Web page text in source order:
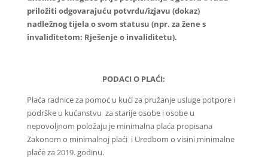
priložiti odgovarajuću potvrdu/izjavu (dokaz)
nadležnog tijela o svom statusu (npr. za žene s
invaliditetom: Rješenje o invaliditetu).
PODACI O PLAĆI:
Plaća radnice za pomoć u kući za pružanje usluge potpore i
podrške u kućanstvu za starije osobe i osobe u
nepovoljnom položaju je minimalna plaća propisana
Zakonom o minimalnoj plaći i Uredbom o visini minimalne
plaće za 2019. godinu.